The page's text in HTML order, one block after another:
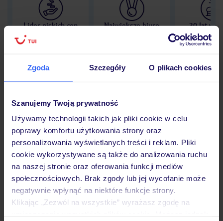
Zgoda Szczegóły O plikach cookies
Szanujemy Twoją prywatność
Używamy technologii takich jak pliki cookie w celu
poprawy komfortu użytkowania strony oraz
personalizowania wyświetlanych treści i reklam. Pliki
cookie wykorzystywane są także do analizowania ruchu
na naszej stronie oraz oferowania funkcji mediów
społecznościowych. Brak zgody lub jej wycofanie może
negatywnie wpłynąć na niektóre funkcje strony.
Klikając „Zezwól na wszystkie” wyrażasz zgodę na
Lider niskich cen
Największe biuro
30 lat w
Hotel
Opinie
Pokoje
Wyżywienie